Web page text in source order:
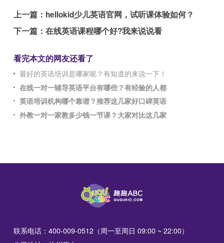
上一篇： hellokid少儿英语官网，试听课体验如何？
下一篇：在线英语课程哪个好?我来说说看
看完本文的网友还看了
最好的英语培训是哪家呢？有知道的来说一下！
在线一对一辅导英语平台有哪些？有经验的人都
英语培训机构哪个靠谱？推荐这几家好口碑英语
外教一对一家教多少钱一节课？大家对比这几家
联系电话：400-009-0512（周一至周日 09:00 ~ 22:00）